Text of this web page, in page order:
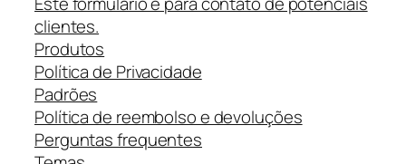
clientes.
Produtos
Política de Privacidade
Padrões
Política de reembolso e devoluções
Perguntas frequentes